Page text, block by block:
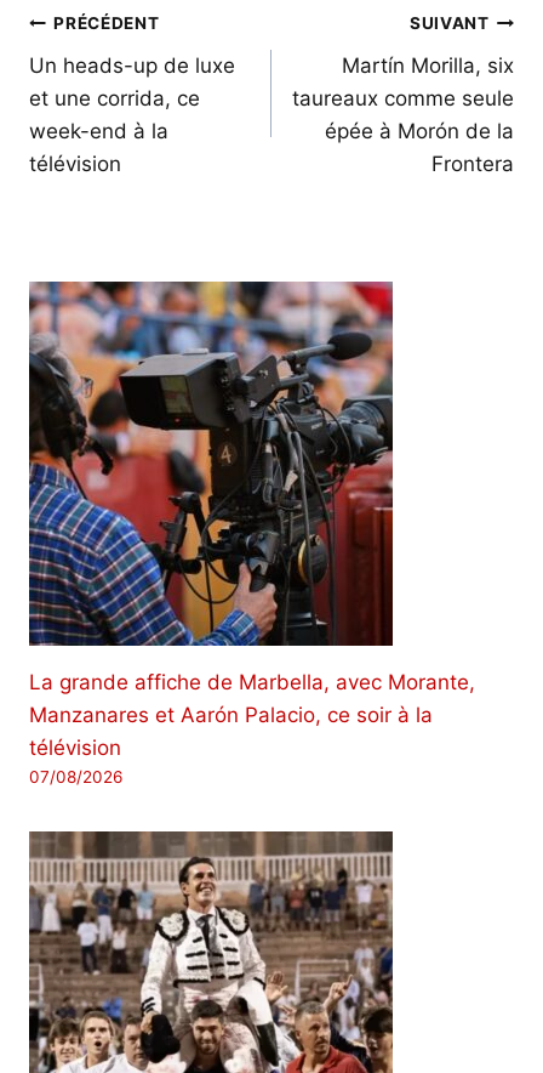
Navigation
de
l’article
PRÉCÉDENT
Un heads-up de luxe
et une corrida, ce
week-end à la
télévision
SUIVANT
Martín Morilla, six
taureaux comme seule
épée à Morón de la
Frontera
La grande affiche de Marbella, avec Morante,
Manzanares et Aarón Palacio, ce soir à la
télévision
07/08/2026